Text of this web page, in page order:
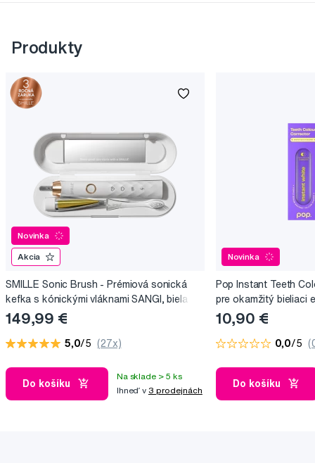
Produkty
Novinka
Akcia
SMILLE Sonic Brush - Prémiová sonická
kefka s kónickými vláknami SANGI, biela
149,99 €
5,0/5 (27x)
Do košíku
Na sklade > 5 ks
Ihneď v 3 prodejnách
Novinka
Pop Instant Teeth
pre okamžitý bieliaci
10,90 €
0,0/5
Do košíku